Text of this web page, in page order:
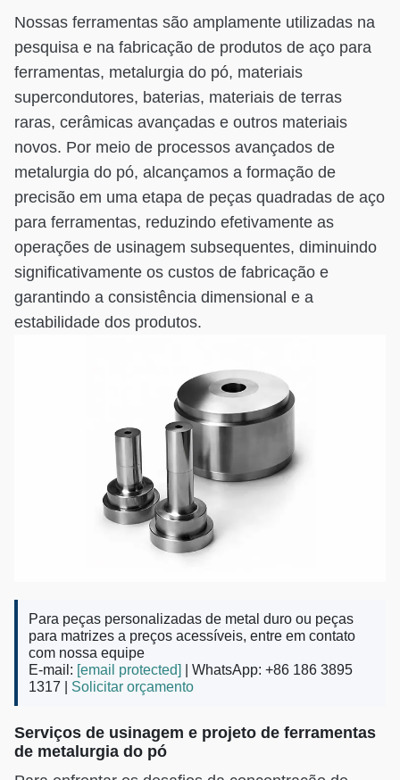
Nossas ferramentas são amplamente utilizadas na
pesquisa e na fabricação de produtos de aço para
ferramentas, metalurgia do pó, materiais
supercondutores, baterias, materiais de terras
raras, cerâmicas avançadas e outros materiais
novos. Por meio de processos avançados de
metalurgia do pó, alcançamos a formação de
precisão em uma etapa de peças quadradas de aço
para ferramentas, reduzindo efetivamente as
operações de usinagem subsequentes, diminuindo
significativamente os custos de fabricação e
garantindo a consistência dimensional e a
estabilidade dos produtos.
Para peças personalizadas de metal duro ou peças
para matrizes a preços acessíveis, entre em contato
com nossa equipe
E-mail: [email protected]
| WhatsApp: +86 186 3895
1317 | Solicitar orçamento
Serviços de usinagem e projeto de ferramentas
de metalurgia do pó